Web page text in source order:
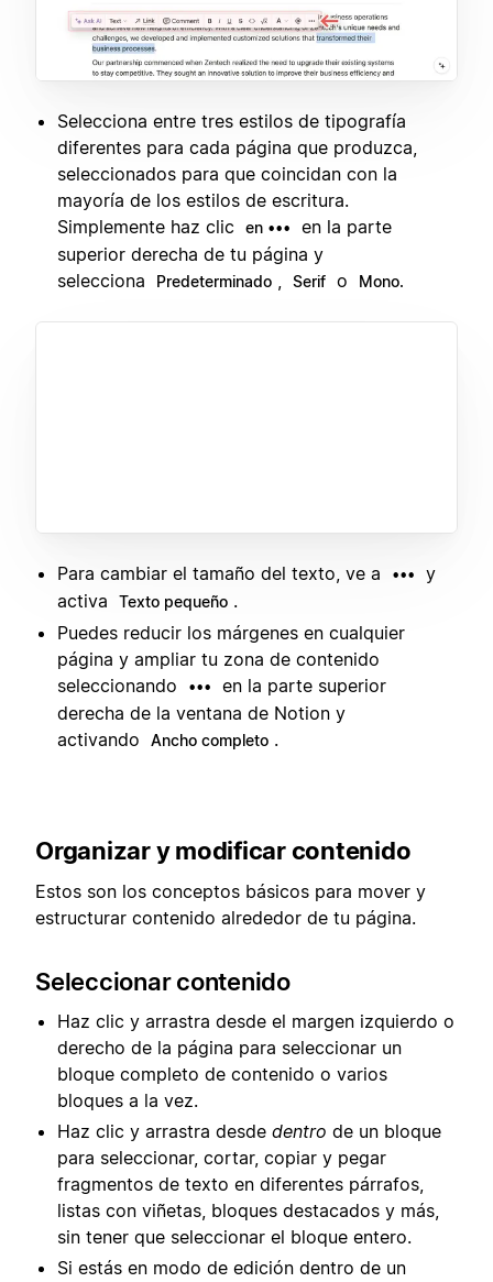
Selecciona entre tres estilos de tipografía
diferentes para cada página que produzca,
seleccionados para que coincidan con la
mayoría de los estilos de escritura.
Simplemente haz clic
en •••
en la parte
superior derecha de tu página y
selecciona
Predeterminado , Serif o Mono.
Para cambiar el tamaño del texto, ve a •••
y
activa
Texto pequeño .
Puedes reducir los márgenes en cualquier
página y ampliar tu zona de contenido
seleccionando
•••
en la parte superior
derecha de la ventana de Notion y
activando
Ancho completo .
Organizar y modificar contenido
Estos son los conceptos básicos para mover y
estructurar contenido alrededor de tu página.
Seleccionar contenido
Haz clic y arrastra desde el margen izquierdo o
derecho de la página para seleccionar un
bloque completo de contenido o varios
bloques a la vez.
Haz clic y arrastra desde dentro de un bloque
para seleccionar, cortar, copiar y pegar
fragmentos de texto en diferentes párrafos,
listas con viñetas, bloques destacados y más,
sin tener que seleccionar el bloque entero.
Si estás en modo de edición dentro de un